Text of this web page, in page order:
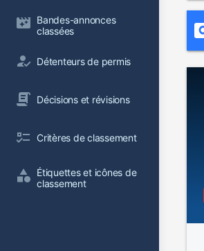
Bandes-annonces
classées
Détenteurs de permis
Décisions et révisions
Critères de classement
Étiquettes et icônes de
classement